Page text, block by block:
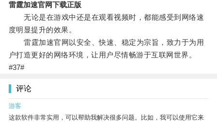
雷霆加速官网下载正版
无论是在游戏中还是在观看视频时，都能感受到网络速
度明显提升的效果。
雷霆加速官网以安全、快速、稳定为宗旨，致力于为用
户打造更好的网络环境，让用户尽情畅游于互联网世界。
#37#
评论
游客
这款软件非常实用，可以帮助我解决很多问题。比如，我可以使用它来